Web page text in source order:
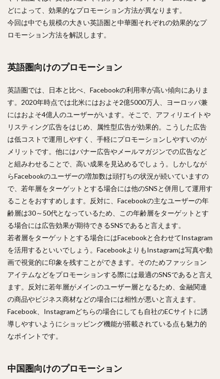
どによって、効果的なプロモーション方法が異なります。
今回は中でも規模の大きい英語圏と中華圏それぞれの効果的なプ
ロモーション方法を解説します。
英語圏向けのプロモーション
英語圏では、日本と比べ、Facebookの利用率が高い傾向にありま
す。2020年時点では北米にはおよそ2億5000万人、ヨーロッパ兼
にはおよそ4億人のユーザーがいます。そこで、アフィリエイトや
リスティング広告をはじめ、属性型広告が効果的。こうした広告
は低コストで運用しやすく、手軽にプロモーションしやすいのが
メリットです。他にはバナー広告やメールマガジンでの広告など
と組みわせることで、高い成果を見込めるでしょう。しかしなが
らFacebookのユーザーの増加数は頭打ちの状況が続いていますの
で、若年層をターゲットとする場合には他のSNSと併用して運用す
ることをおすすめします。反対に、Facebookの主なユーザーの年
齢層は30～50代となっているため、この年齢層をターゲットとす
る場合には広告効果が期待できるSNSであると言えます。
若者層をターゲットとする場合にはFacebookと合わせてInstagram
を活用するといいでしょう。FacebookよりもInstagramは写真や動
画で視覚的に印象を残すことができます。そのためファッション
アイテムなどをプロモーションする際には最適のSNSであると言え
ます。反対に若年層がメインのユーザー層となるため、金融関連
の商品やビジネス商材などの場合には相性が悪いと言えます。
Facebook、Instagramどちらの場合にしても自社のECサイトに誘
導しやすいようにショッピング機能が搭載されている点も魅力的
なポイントです。
中国圏向けのプロモーション